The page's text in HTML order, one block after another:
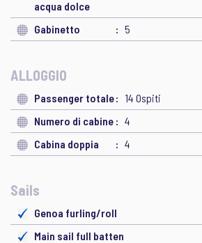
acqua dolce
Gabinetto 5
ALLOGGIO
Passenger totale
14 Ospiti
Numero di cabine
4
Cabina doppia
4
Sails
Genoa furling/roll
Main sail full batten